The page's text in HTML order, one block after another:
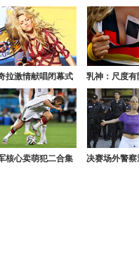
拉激情献唱闭幕式 乳神：尺度
核心卖萌犯二合集 决赛场外警